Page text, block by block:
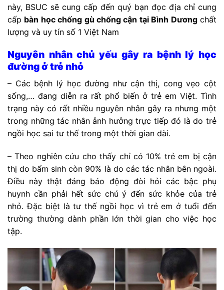
này, BSUC sẽ cung cấp đến quý bạn đọc địa chỉ cung
cấp bàn học chống gù chống cận tại Bình Dươngchất
lượng và uy tín số 1 Việt Nam
Nguyên nhân chủ yếu gây ra bệnh lý học
đường ở trẻ nhỏ
– Các bệnh lý học đường như cận thị, cong vẹo cột
sống,… đang diễn ra rất phổ biến ở trẻ em Việt. Tình
trạng này có rất nhiều nguyên nhân gây ra nhưng một
trong những tác nhân ảnh hưởng trực tiếp đó là do trẻ
ngồi học sai tư thế trong một thời gian dài.
– Theo nghiên cứu cho thấy chỉ có 10% trẻ em bị cận
thị do bẩm sinh còn 90% là do các tác nhân bên ngoài.
Điều này thật đáng báo động đòi hỏi các bậc phụ
huynh cần phải hết sức chú ý đến sức khỏe của trẻ
nhỏ. Đặc biệt là tư thế ngồi học vì trẻ em ở tuổi đến
trường thường dành phần lớn thời gian cho việc học
tập.